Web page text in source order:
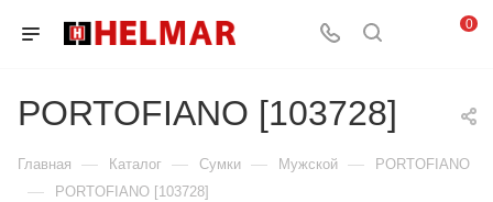
0
PORTOFIANO [103728]
Главная — Каталог — Сумки — Мужской — PORTOFIANO
— PORTOFIANO [103728]